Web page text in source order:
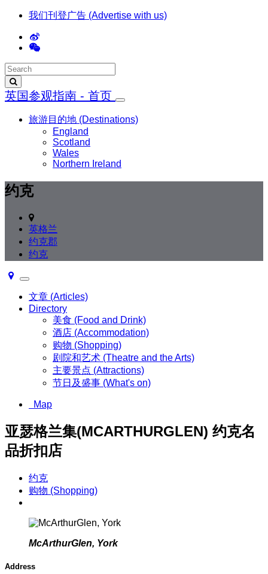
我们刊登广告 (Advertise with us)
英国参观指南 - 首页
旅游目的地 (Destinations)
England
Scotland
Wales
Northern Ireland
约克
英格兰
约克郡
约克
Toggle
navigation
文章 (Articles)
Directory
美食 (Food and Drink)
酒店 (Accommodation)
购物 (Shopping)
剧院和艺术 (Theatre and the Arts)
主要景点 (Attractions)
节日及盛事 (What's on)
Map
亚瑟格兰集(MCARTHURGLEN) 约克名
品折扣店
约克
购物 (Shopping)
McArthurGlen, York
Address